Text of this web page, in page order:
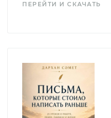
ПЕРЕЙТИ И СКАЧАТЬ